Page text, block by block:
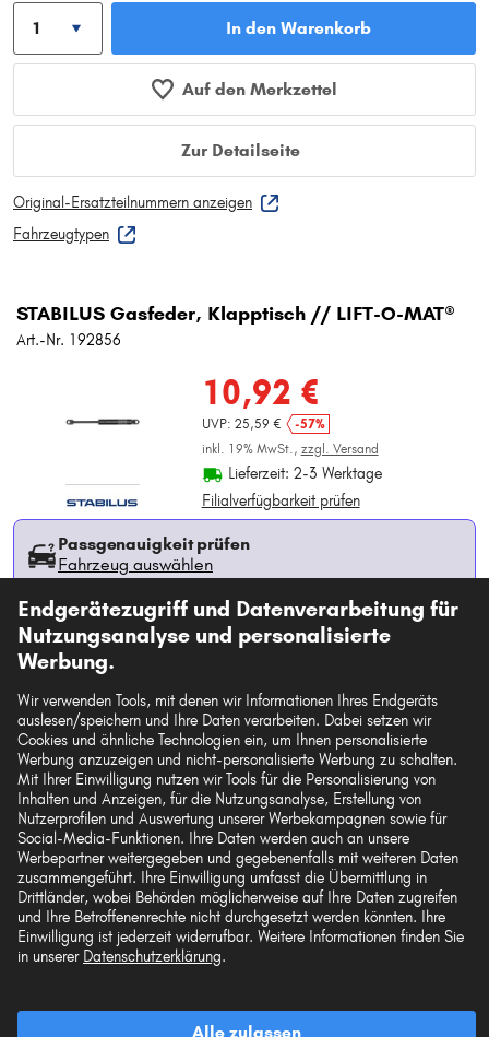
In den Warenkorb
Auf den Merkzettel
Zur Detailseite
Original-Ersatzteilnummern anzeigen
Fahrzeugtypen
STABILUS Gasfeder, Klapptisch // LIFT-O-MAT®
Art.-Nr. 192856
10,92 €
UVP: 25,59 €
-57%
inkl. 19% MwSt., zzgl. Versand
Lieferzeit: 2-3 Werktage
Filialverfügbarkeit prüfen
Passgenauigkeit prüfen
Fahrzeug auswählen
In den Warenkorb
Auf den Merkzettel
Zur Detailseite
Artikel-Eigenschaften
Ausschubkraft [N]
100
Länge [mm]
186
Hub [mm]
60
Original-Ersatzteilnummern anzeigen
Endgerätezugriff und Datenverarbeitung für
Nutzungsanalyse und personalisierte
Werbung.
Wir verwenden Tools, mit denen wir Informationen Ihres Endgeräts
auslesen/speichern und Ihre Daten verarbeiten. Dabei setzen wir
Cookies und ähnliche Technologien ein, um Ihnen personalisierte
Werbung anzuzeigen und nicht-personalisierte Werbung zu schalten.
Mit Ihrer Einwilligung nutzen wir Tools für die Personalisierung von
Inhalten und Anzeigen, für die Nutzungsanalyse, Erstellung von
Nutzerprofilen und Auswertung unserer Werbekampagnen sowie für
Social-Media-Funktionen. Ihre Daten werden auch an unsere
Werbepartner weitergegeben und gegebenenfalls mit weiteren Daten
zusammengeführt. Ihre Einwilligung umfasst die Übermittlung in
Drittländer, wobei Behörden möglicherweise auf Ihre Daten zugreifen
und Ihre Betroffenenrechte nicht durchgesetzt werden könnten. Ihre
Einwilligung ist jederzeit widerrufbar. Weitere Informationen finden Sie
in unserer Datenschutzerklärung.
Alle zulassen